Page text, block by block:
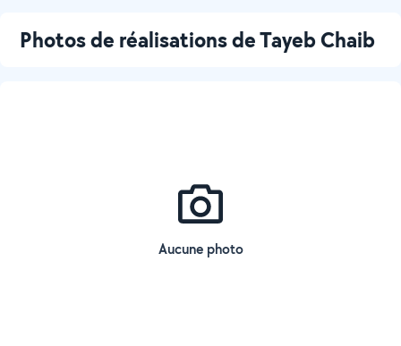
Photos de réalisations de Tayeb Chaib
Aucune photo